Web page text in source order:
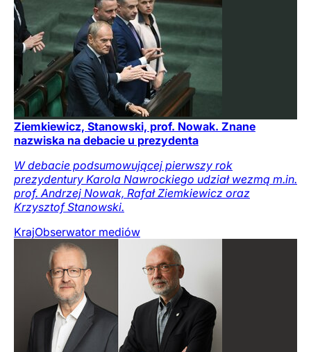
Ziemkiewicz, Stanowski, prof. Nowak. Znane
nazwiska na debacie u prezydenta
W debacie podsumowującej pierwszy rok
prezydentury Karola Nawrockiego udział wezmą m.in.
prof. Andrzej Nowak, Rafał Ziemkiewicz oraz
Krzysztof Stanowski.
KrajObserwator mediów